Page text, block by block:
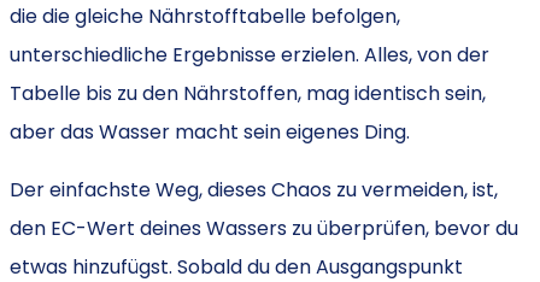
die die gleiche Nährstofftabelle befolgen,
unterschiedliche Ergebnisse erzielen. Alles, von der
Tabelle bis zu den Nährstoffen, mag identisch sein,
aber das Wasser macht sein eigenes Ding.
Der einfachste Weg, dieses Chaos zu vermeiden, ist,
den EC-Wert deines Wassers zu überprüfen, bevor du
etwas hinzufügst. Sobald du den Ausgangspunkt